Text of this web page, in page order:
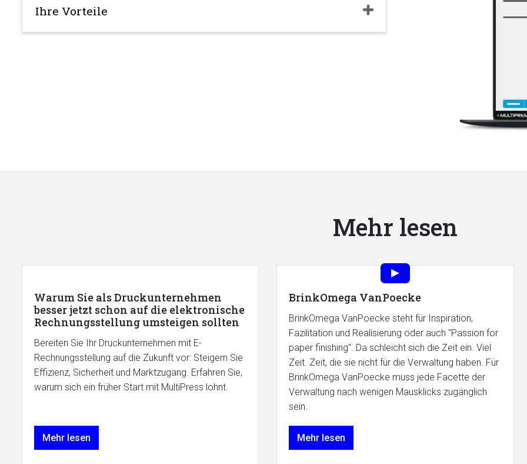
Ihre Vorteile
Mehr lesen
Warum Sie als Druckunternehmen
besser jetzt schon auf die elektronische
Rechnungsstellung umsteigen sollten
Bereiten Sie Ihr Druckunternehmen mit E-
Rechnungsstellung auf die Zukunft vor: Steigern Sie
Effizienz, Sicherheit und Marktzugang. Erfahren Sie,
warum sich ein früher Start mit MultiPress lohnt.
Mehr lesen
BrinkOmega VanPoecke
BrinkOmega VanPoecke steht für Inspiration,
Fazilitation und Realisierung oder auch "Passion for
paper finishing". Da schleicht sich die Zeit ein. Viel
Zeit. Zeit, die sie nicht für die Verwaltung haben. Für
BrinkOmega VanPoecke muss jede Facette der
Verwaltung nach wenigen Mausklicks zugänglich
sein.
Mehr lesen